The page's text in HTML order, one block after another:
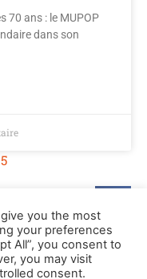
70 ans : le MUPOP
dans son
5
you the most
your preferences
All”, you consent to
you may visit
consent.